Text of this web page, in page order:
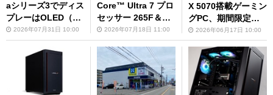
aシリーズ3でディス
プレーはOLED（有
機EL）、バッテリ
ー駆動時間は13時間
超え。もう欲しくな
2026年07月31日 10:00
Core™ Ultra 7 プロ
セッサー 265F＆RT
X 5070/5070 Ti搭載
ゲーミングPC
2026年07月18日 11:00
X 5070搭載ゲーミン
グPC、期間限定で
電源ユニットを850
Wに無償アップグレ
ード
2026年06月17日 10:00